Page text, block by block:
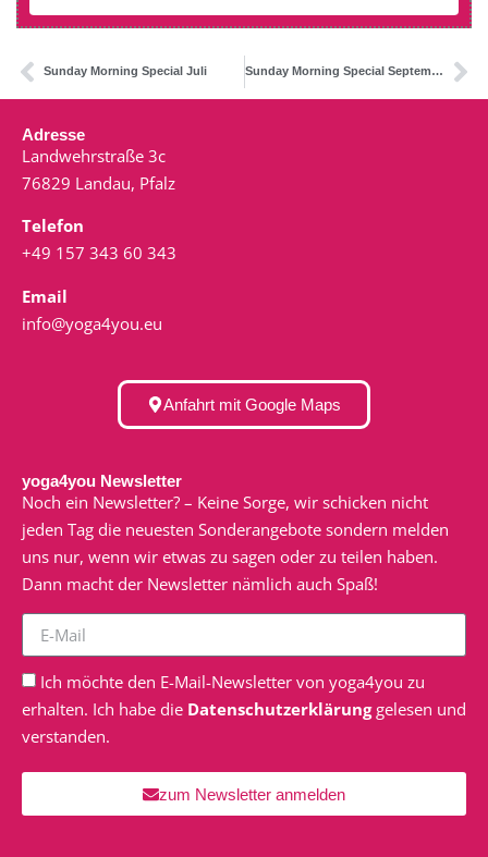
Sunday Morning Special Juli Sunday Morning Special September
Adresse
Landwehrstraße 3c
76829 Landau, Pfalz
Telefon
+49 157 343 60 343
Email
info@yoga4you.eu
Anfahrt mit Google Maps
yoga4you Newsletter
Noch ein Newsletter? – Keine Sorge, wir schicken nicht
jeden Tag die neuesten Sonderangebote sondern melden
uns nur, wenn wir etwas zu sagen oder zu teilen haben.
Dann macht der Newsletter nämlich auch Spaß!
Ich möchte den E-Mail-Newsletter von yoga4you zu
erhalten. Ich habe die Datenschutzerklärunggelesen und
verstanden.
zum Newsletter anmelden